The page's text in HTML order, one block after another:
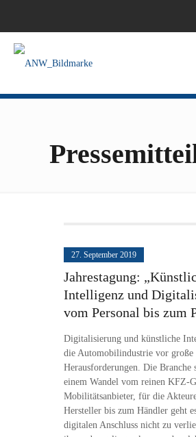
27. September 2019
Jahrestagung:
Intelligenz und
vom Personal bis zum
Digitalisierung und künstliche
die Automobilindustrie vor große
Herausforderungen. Die Branche
einem Wandel vom reinen KFZ-
Mobilitätsanbieter, für die
Hersteller bis zum Händler geht
digitalen Anschluss nicht zu